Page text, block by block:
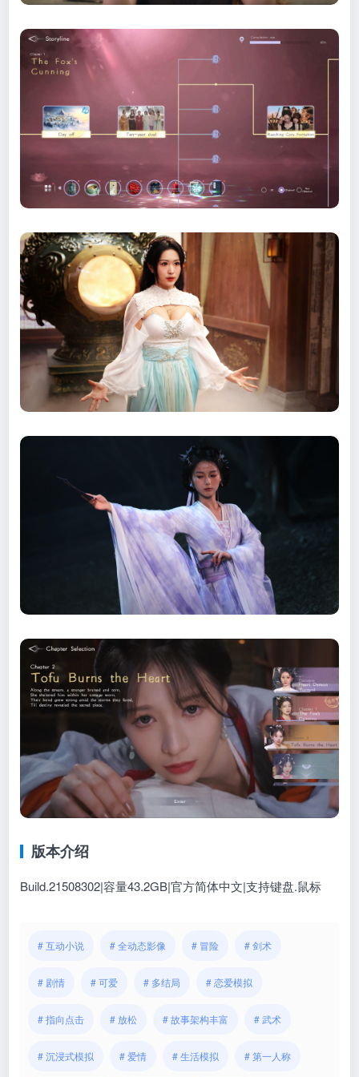
版本介绍
Build.21508302|容量43.2GB|官方简体中文|支持键盘.鼠标
# 互动小说 # 全动态影像 # 冒险 # 剑术
# 剧情 # 可爱 # 多结局 # 恋爱模拟
# 指向点击 # 放松 # 故事架构丰富 # 武术
# 沉浸式模拟 # 爱情 # 生活模拟 # 第一人称